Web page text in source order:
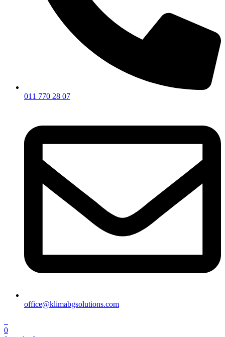
011 770 28 07
office@klimabgsolutions.com
0